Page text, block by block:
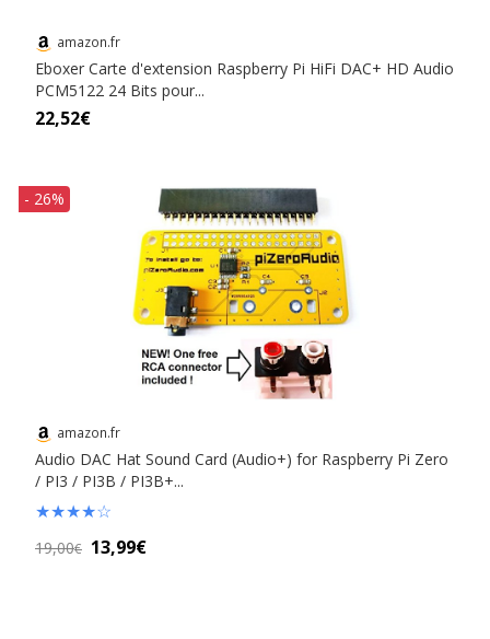
amazon.fr
Eboxer Carte d'extension Raspberry Pi HiFi DAC+ HD Audio
PCM5122 24 Bits pour...
22,52€
- 26%
amazon.fr
Audio DAC Hat Sound Card (Audio+) for Raspberry Pi Zero
/ PI3 / PI3B / PI3B+...
★★★★☆
19,00€ 13,99€